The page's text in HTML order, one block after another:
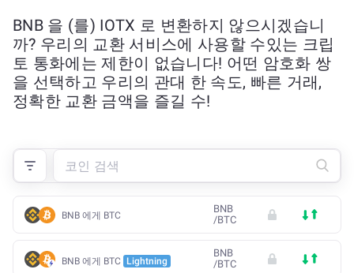
BNB 을 (를) IOTX 로 변환하지 않으시겠습니
까? 우리의 교환 서비스에 사용할 수있는 크립
토 통화에는 제한이 없습니다! 어떤 암호화 쌍
을 선택하고 우리의 관대 한 속도, 빠른 거래,
정확한 교환 금액을 즐길 수!
BNB 에게 BTC
BNB
/BTC
BNB 에게 BTC Lightning
BNB
/BTC